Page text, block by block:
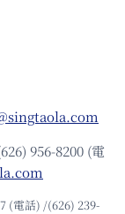
956-8200 (電
(電話) /(626) 239-